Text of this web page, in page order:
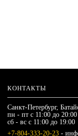
КОНТАКТЫ
Санкт-Петербург,
пн - пт с 11:00 до 20:00
сб - вс с 11:00 до 19:00
+7-804-333-20-23 -